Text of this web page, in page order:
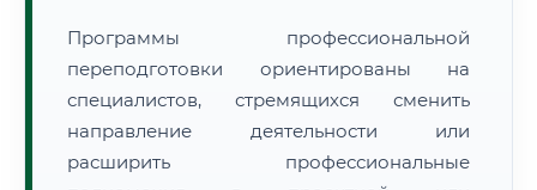
Программы профессиональной
переподготовки ориентированы на
специалистов, стремящихся сменить
направление деятельности или
расширить профессиональные